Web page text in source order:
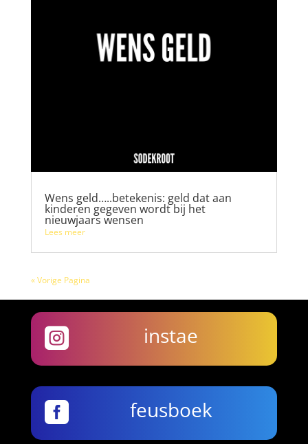
Wens geld…..betekenis: geld dat aan
kinderen gegeven wordt bij het
nieuwjaars wensen
Lees meer
« Vorige Pagina
 instae
 feusboek